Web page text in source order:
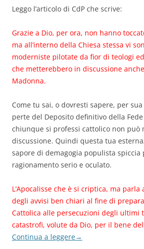
Leggo l’articolo di CdP che scrive:
Grazie a Dio, per ora, non hanno
ma all’interno della Chiesa stessa vi
moderniste pilotate da fior di teologi
che metterebbero in discussione
Madonna.
Come tu sai, o dovresti sapere, per
perte del Deposito definitivo della
chiunque si professi cattolico non può
discussione. Quindi questa tua
sapore di demagogia populista
ragionamento serio e oculato.
L’Apocalisse che è si criptica, ma
degli avvisi ben chiari al fine di
Cattolica alle persecuzioni degli ultimi
catastrofi, volute da Dio, per il bene
Continua a leggere→